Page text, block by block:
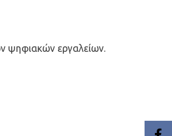
ψηφιακών εργαλείων.